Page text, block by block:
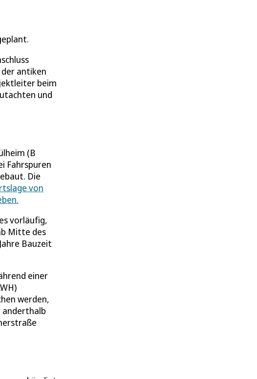
antiken
beim
und
(B
Fahrspuren
Die
von
vorläufig,
Mitte des
Bauzeit
einer
werden,
anderthalb